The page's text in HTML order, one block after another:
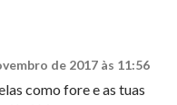
de 2017 às 11:56
como fore e as tuas